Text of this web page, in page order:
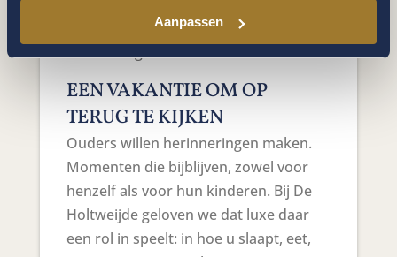
Aanpassen
omgeving prikkelt de fantasie en
nodigt uit tot spel, verwondering en
EEN VAKANTIE OM OP
TERUG TE KIJKEN
Ouders willen herinneringen maken.
Momenten die bijblijven, zowel voor
henzelf als voor hun kinderen. Bij De
Holtweijde geloven we dat luxe daar
een rol in speelt: in hoe u slaapt, eet,